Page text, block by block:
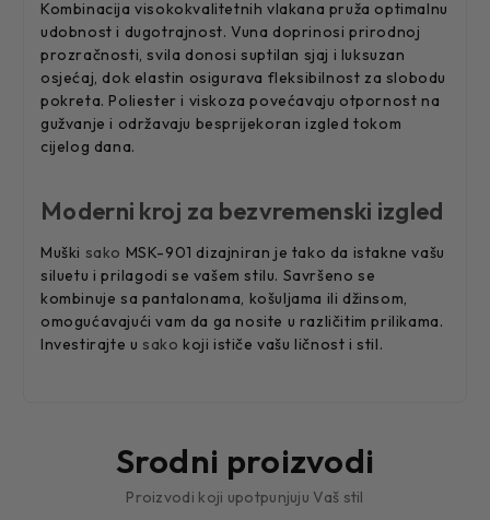
Kombinacija visokokvalitetnih vlakana pruža optimalnu
udobnost i dugotrajnost. Vuna doprinosi prirodnoj
prozračnosti, svila donosi suptilan sjaj i luksuzan
osjećaj, dok elastin osigurava fleksibilnost za slobodu
pokreta. Poliester i viskoza povećavaju otpornost na
gužvanje i održavaju besprijekoran izgled tokom
cijelog dana.
Moderni kroj za bezvremenski izgled
Muški sako MSK-901 dizajniran je tako da istakne vašu
siluetu i prilagodi se vašem stilu. Savršeno se
kombinuje sa pantalonama, košuljama ili džinsom,
omogućavajući vam da ga nosite u različitim prilikama.
Investirajte u sako koji ističe vašu ličnost i stil.
Srodni proizvodi
Proizvodi koji upotpunjuju Vaš stil